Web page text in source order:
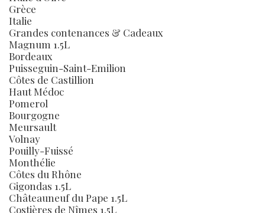
Grèce
Italie
Grandes contenances & Cadeaux
Magnum 1.5L
Bordeaux
Puisseguin-Saint-Emilion
Côtes de Castillion
Haut Médoc
Pomerol
Bourgogne
Meursault
Volnay
Pouilly-Fuissé
Monthélie
Côtes du Rhône
Gigondas 1.5L
Châteauneuf du Pape 1.5L
Costières de Nîmes 1.5L